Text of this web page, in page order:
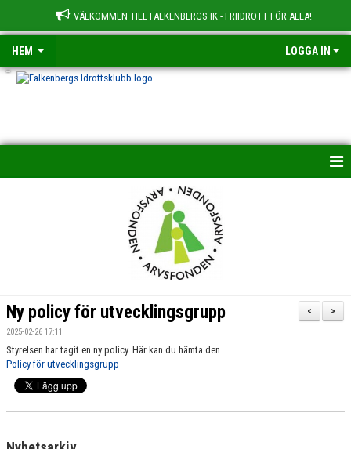
VÄLKOMMEN TILL FALKENBERGS IK - FRIIDROTT FÖR ALLA!
HEM LOGGA IN
-
TRÄNINGSGRUPPER
RESULTAT & STATISTIK
>
<
Ny policy för utvecklingsgrupp
2025-02-26 17:11
Styrelsen har tagit en ny policy. Här kan du hämta den.
Policy för utvecklingsgrupp